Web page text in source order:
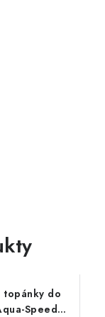
topánky do
Speed